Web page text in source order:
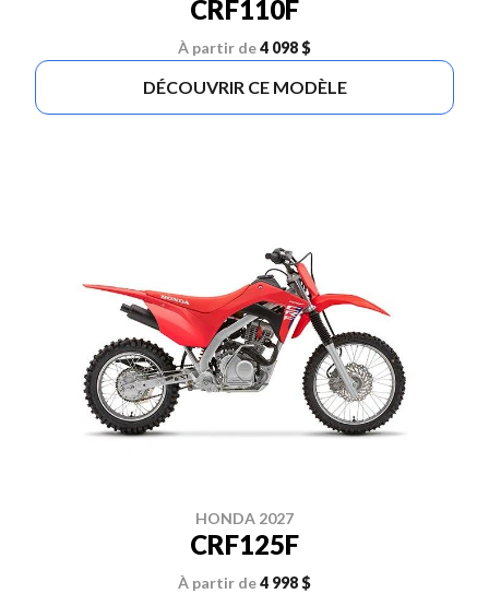
CRF110F
À partir de4 098 $
DÉCOUVRIR CE MODÈLE
HONDA 2027
CRF125F
À partir de4 998 $